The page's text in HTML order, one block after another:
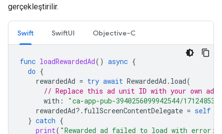
gerçekleştirilir.
Swift SwiftUI Objective-C
func loadRewardedAd() async {
do {
rewardedAd = try await RewardedAd . load(
// Replace this ad unit ID with your own ad
with :
"ca-app-pub-3940256099942544/
rewardedAd?. fullScreenContentDelegate = self
} catch {
print( "Rewarded ad failed to load with error: